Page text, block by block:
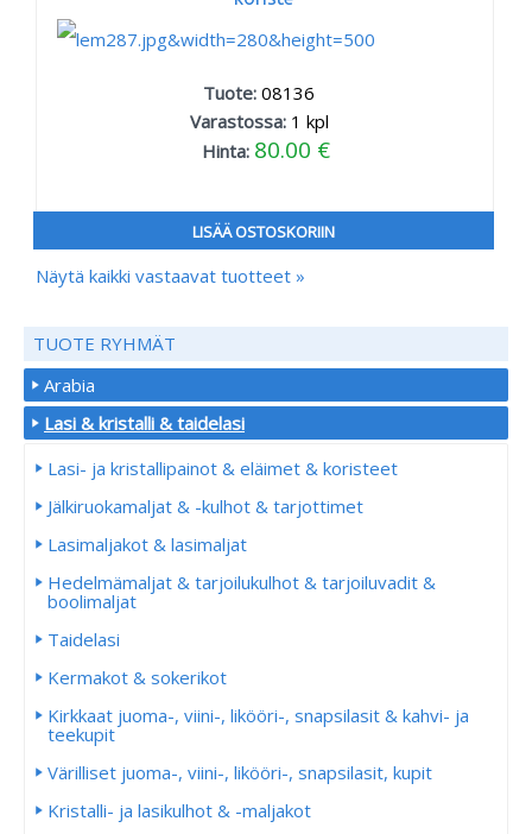
Tuote:08136
Varastossa: 1 kpl
Hinta: 80.00 €
LISÄÄ OSTOSKORIIN
Näytä kaikki vastaavat tuotteet »
TUOTE RYHMÄT
Arabia
Lasi & kristalli & taidelasi
Lasi- ja kristallipainot & eläimet & koristeet
Jälkiruokamaljat & -kulhot & tarjottimet
Lasimaljakot & lasimaljat
Hedelmämaljat & tarjoilukulhot & tarjoiluvadit &
boolimaljat
Taidelasi
Kermakot & sokerikot
Kirkkaat juoma-, viini-, likööri-, snapsilasit & kahvi- ja
teekupit
Värilliset juoma-, viini-, likööri-, snapsilasit, kupit
Kristalli- ja lasikulhot & -maljakot